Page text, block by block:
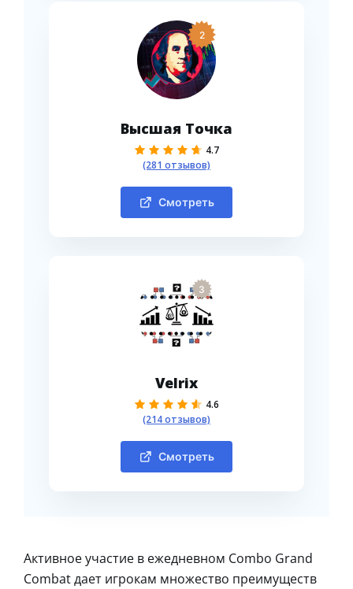
2
Высшая Точка
4.7
(281 отзывов)
Смотреть
3
Velrix
4.6
(214 отзывов)
Смотреть
Активное участие в ежедневном Combo Grand
Combat дает игрокам множество преимуществ